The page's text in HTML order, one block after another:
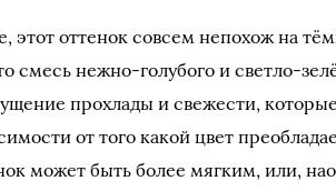
этот оттенок совсем непохож на
смесь нежно-голубого и светло-
прохлады и свежести,
от того какой цвет
может быть более мягким, или,